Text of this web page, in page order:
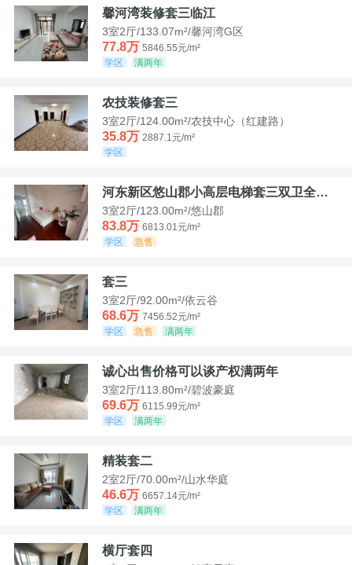
馨河湾装修套三临江
3室2厅/133.07m²/馨河湾G区
77.8万 5846.55元/m²
学区
满两年
农技装修套三
3室2厅/124.00m²/农技中心（红建路）
35.8万 2887.1元/m²
学区
河东新区悠山郡小高层电梯套三双卫全装带家具家电
3室2厅/123.00m²/悠山郡
83.8万 6813.01元/m²
学区
急售
套三
3室2厅/92.00m²/依云谷
68.6万 7456.52元/m²
学区
急售 满两年
诚心出售价格可以谈产权满两年
3室2厅/113.80m²/碧波豪庭
69.6万 6115.99元/m²
学区
满两年
精装套二
2室2厅/70.00m²/山水华庭
46.6万 6657.14元/m²
学区
满两年
横厅套四